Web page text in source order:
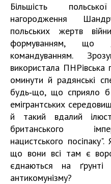
Більшість
нагородження
польських жертв
формуванням, що
командуванням.
використала
оминути й радянські
будь‑що, що сприяло
емігрантських
й такий вдалий
британського
нацистського
що вони всі там є
єднаються на ґрунті
антикомунізму?